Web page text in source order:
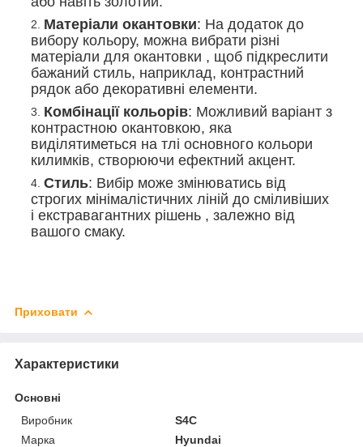
Матеріали окантовки: На додаток до
вибору кольору, можна вибрати різні
матеріали для окантовки , щоб підкреслити
бажаний стиль, наприклад, контрастний
рядок або декоративні елементи.
Комбінації кольорів: Можливий варіант з
контрастною окантовкою, яка
виділятиметься на тлі основного кольори
килимків, створюючи ефектний акцент.
Стиль: Вибір може змінюватись від
строгих мінімалістичних ліній до сміливіших
і екстравагантних рішень , залежно від
вашого смаку.
Приховати
Характеристики
Основні
Виробник
S4C
Марка
Hyundai